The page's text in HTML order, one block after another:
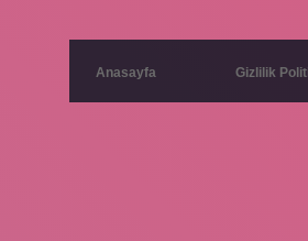
Anasayfa Gizlilik